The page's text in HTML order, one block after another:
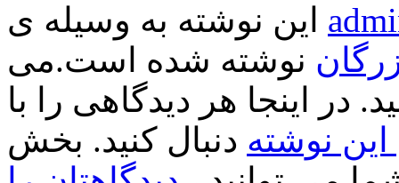
نوشته شده است.می
در اینجا هر دیدگاهی را با
نوشته دنبال کنید. بخش